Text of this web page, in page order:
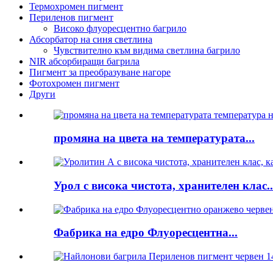
Термохромен пигмент
Периленов пигмент
Високо флуоресцентно багрило
Абсорбатор на синя светлина
Чувствително към видима светлина багрило
NIR абсорбиращи багрила
Пигмент за преобразуване нагоре
Фотохромен пигмент
Други
промяна на цвета на температурата...
Урол с висока чистота, хранителен
Фабрика на едро Флуоресцентна...